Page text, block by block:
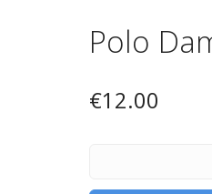
Polo
€12.00